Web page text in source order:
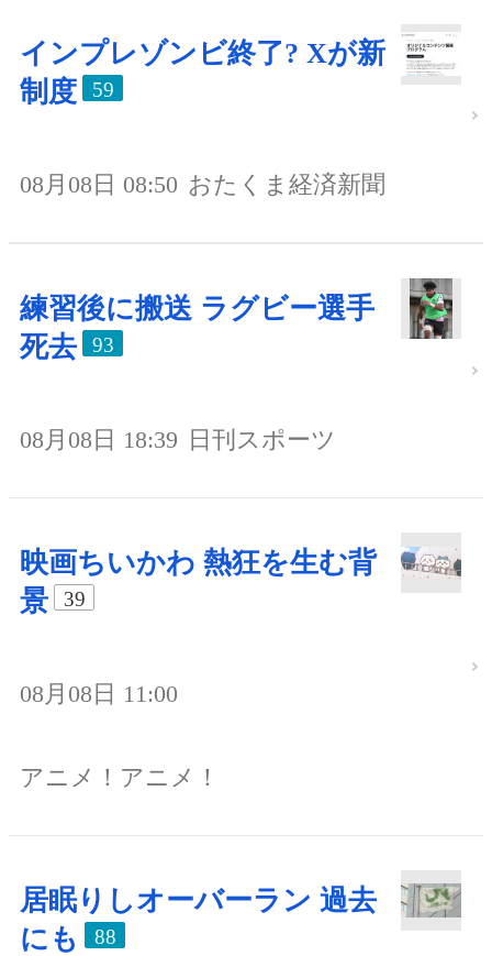
インプレゾンビ終了? Xが新
制度
59
08月08日 08:50 おたくま経済新聞
練習後に搬送 ラグビー選手
死去
93
08月08日 18:39 日刊スポーツ
映画ちいかわ 熱狂を生む背
景
39
08月08日 11:00
アニメ！アニメ！
居眠りしオーバーラン 過去
にも
88